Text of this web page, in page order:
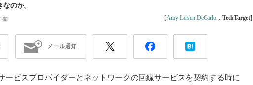
のか。
開 [Amy Larsen DeCarlo ， TechTarget]
メール通知
ビスプロパイダーとネットワークの回線サービスを契約する時に